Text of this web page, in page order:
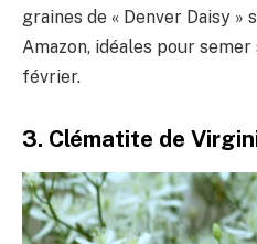
graines de « Denver Daisy
Amazon, idéales pour
février.
3. Clématite de